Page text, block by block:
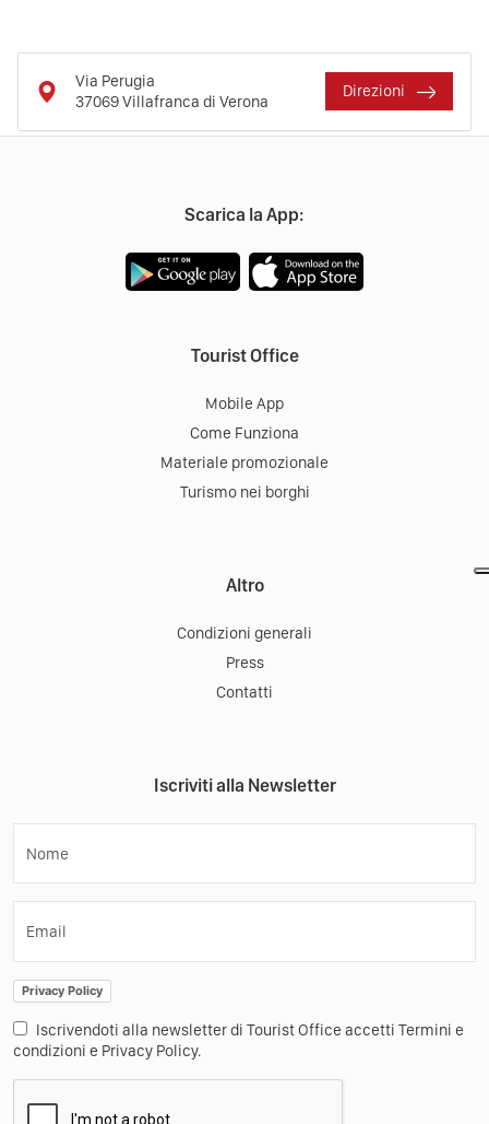
Via Perugia
37069Villafranca di Verona
Direzioni
Scarica la App:
Tourist Office
Mobile App
Come Funziona
Materiale promozionale
Turismo nei borghi
Altro
Condizioni generali
Press
Contatti
Iscriviti alla Newsletter
Nome
Email
Privacy Policy
Iscrivendoti alla newsletter di Tourist Office accetti Termini e
condizioni e Privacy Policy.